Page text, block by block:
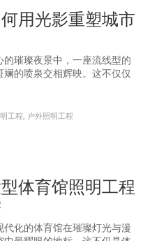
用光影重塑城市
璀璨夜景中，一座流线型的
的喷泉交相辉映。这不仅仅
工程, 户外照明工程
体育馆照明工程
化的体育馆在璀璨灯光与漫